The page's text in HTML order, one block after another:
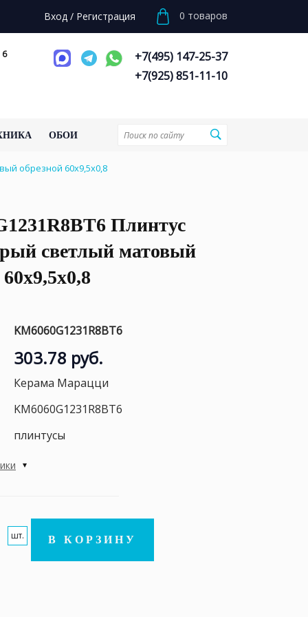
Вход / Регистрация 0 товаров
6
+7(495) 147-25-37
+7(925) 851-11-10
ОБОИ
обрезной 60x9,5x0,8
Плинтус
светлый матовый
KM6060G1231R8BT6
303.78 руб.
Керама Марацци
KM6060G1231R8BT6
плинтусы
шт. В КОРЗИНУ